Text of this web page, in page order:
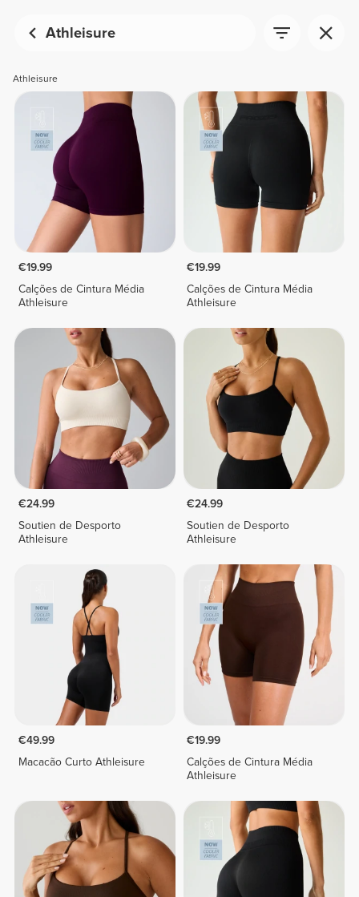
Athleisure
Athleisure
€19.99
Calções de Cintura Média
Athleisure
€19.99
Calções de Cintura Média
Athleisure
€24.99
Soutien de Desporto
Athleisure
€24.99
Soutien de Desporto
Athleisure
€49.99
Macacão Curto Athleisure
€19.99
Calções de Cintura Média
Athleisure